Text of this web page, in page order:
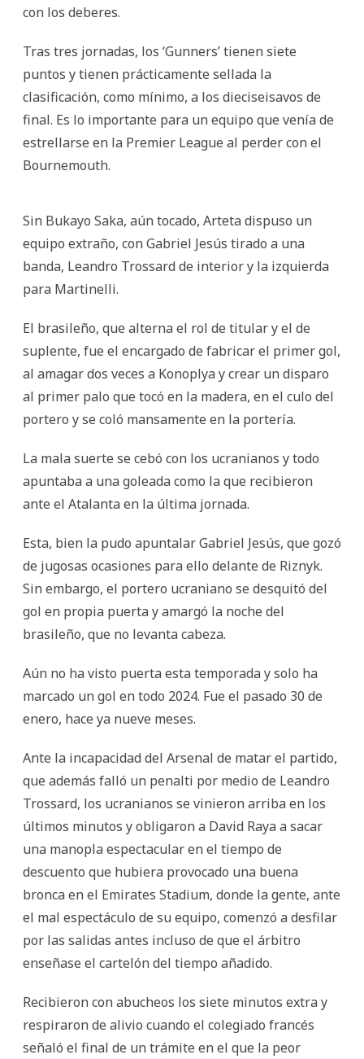
con los deberes.
Tras tres jornadas, los ‘Gunners’ tienen siete
puntos y tienen prácticamente sellada la
clasificación, como mínimo, a los dieciseisavos de
final. Es lo importante para un equipo que venía de
estrellarse en la Premier League al perder con el
Bournemouth.
Sin Bukayo Saka, aún tocado, Arteta dispuso un
equipo extraño, con Gabriel Jesús tirado a una
banda, Leandro Trossard de interior y la izquierda
para Martinelli.
El brasileño, que alterna el rol de titular y el de
suplente, fue el encargado de fabricar el primer gol,
al amagar dos veces a Konoplya y crear un disparo
al primer palo que tocó en la madera, en el culo del
portero y se coló mansamente en la portería.
La mala suerte se cebó con los ucranianos y todo
apuntaba a una goleada como la que recibieron
ante el Atalanta en la última jornada.
Esta, bien la pudo apuntalar Gabriel Jesús, que gozó
de jugosas ocasiones para ello delante de Riznyk.
Sin embargo, el portero ucraniano se desquitó del
gol en propia puerta y amargó la noche del
brasileño, que no levanta cabeza.
Aún no ha visto puerta esta temporada y solo ha
marcado un gol en todo 2024. Fue el pasado 30 de
enero, hace ya nueve meses.
Ante la incapacidad del Arsenal de matar el partido,
que además falló un penalti por medio de Leandro
Trossard, los ucranianos se vinieron arriba en los
últimos minutos y obligaron a David Raya a sacar
una manopla espectacular en el tiempo de
descuento que hubiera provocado una buena
bronca en el Emirates Stadium, donde la gente, ante
el mal espectáculo de su equipo, comenzó a desfilar
por las salidas antes incluso de que el árbitro
enseñase el cartelón del tiempo añadido.
Recibieron con abucheos los siete minutos extra y
respiraron de alivio cuando el colegiado francés
señaló el final de un trámite en el que la peor